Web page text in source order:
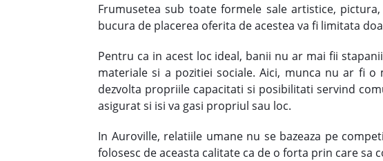
Frumusetea sub toate formele sale artistice,
bucura de placerea oferita de acestea va fi limitata
Pentru ca in acest loc ideal, banii nu ar mai fii
materiale si a pozitiei sociale. Aici, munca nu ar fi
dezvolta propriile capacitati si posibilitati servind
asigurat si isi va gasi propriul sau loc.
In Auroville, relatiile umane nu se bazeaza pe
folosesc de aceasta calitate ca de o forta prin care